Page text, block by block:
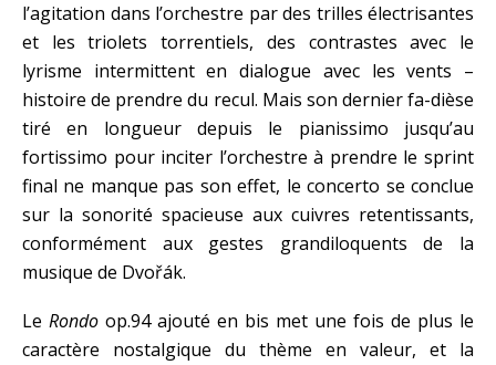
l’agitation dans l’orchestre par des trilles électrisantes
et les triolets torrentiels, des contrastes avec le
lyrisme intermittent en dialogue avec les vents –
histoire de prendre du recul. Mais son dernier fa-dièse
tiré en longueur depuis le pianissimo jusqu’au
fortissimo pour inciter l’orchestre à prendre le sprint
final ne manque pas son effet, le concerto se conclue
sur la sonorité spacieuse aux cuivres retentissants,
conformément aux gestes grandiloquents de la
musique de Dvořák.
Le Rondo op.94 ajouté en bis met une fois de plus le
caractère nostalgique du thème en valeur, et la